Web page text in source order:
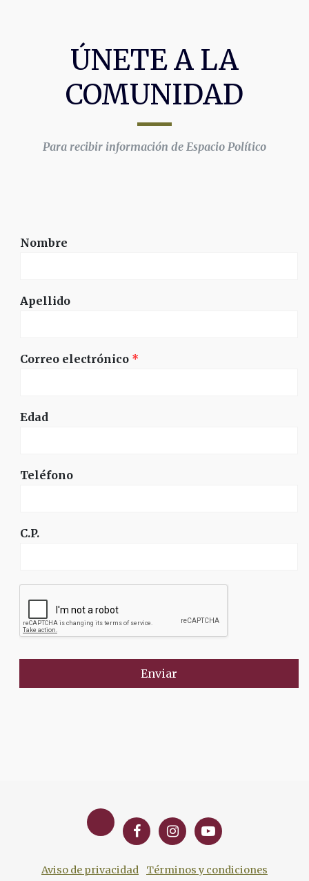
ÚNETE A LA
COMUNIDAD
Para recibir información de Espacio Político
Nombre
Apellido
Correo electrónico *
Edad
Teléfono
C.P.
Enviar
Aviso de privacidad Términos y condiciones